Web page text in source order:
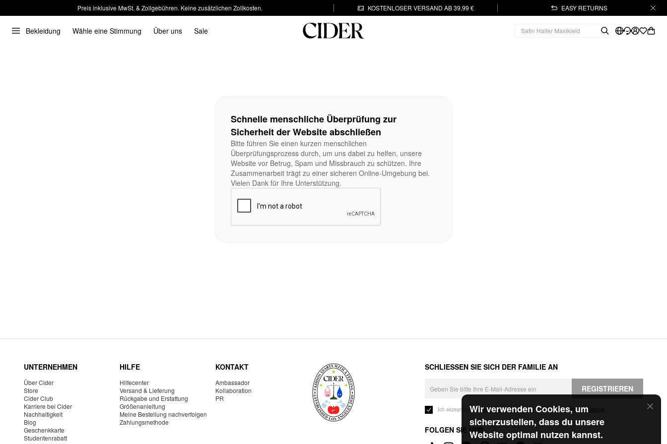
Preis inklusive MwSt. & Zollgebühren. Keine zusätzlichen Zollkosten. KOSTENLOSER VERSAND AB 39,99 € EASY RETURNS
Bekleidung Wähle eine Stimmung Über uns Sale
Wir verwenden Cookies, um
sicherzustellen, dass du unsere
Website optimal nutzen kannst.
Schnelle menschliche Überprüfung zur
Sicherheit der Website abschließen
Bitte führen Sie einen kurzen menschlichen
Überprüfungsprozess durch, um uns dabei zu helfen, unsere
Website vor Betrug, Spam und Missbrauch zu schützen. Ihre
Zusammenarbeit trägt zu einer sicheren Online-Umgebung bei.
Vielen Dank für Ihre Unterstützung.
UNTERNEHMEN
Über Cider
Store
Cider Club
Karriere bei Cider
Nachhaltigkeit
Blog
Geschenkkarte
Studentenrabatt
HILFE
Hilfecenter
Versand & Lieferung
Rückgabe und Erstattung
Größenanleitung
Meine Bestellung nachverfolgen
Zahlungsmethode
KONTAKT
Ambassador
Kollaboration
PR
SCHLIESSEN SIE SICH DER FAMILIE AN
REGISTRIEREN
Ich akzeptiere dieGeschäftsbedingungen und die Datenschutzerklärung
FOLGEN SIE UNS